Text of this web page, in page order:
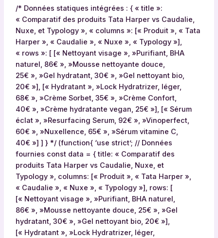
p
r
é
s
e
n
t
a
n
t
l
e
s
c
a
r
a
c
t
é
r
/* Données statiques intégrées : { « title »:
« Comparatif des produits Tata Harper vs Caudalie,
Nuxe, et Typology », « columns »: [« Produit », « Tata
Harper », « Caudalie », « Nuxe », « Typology »],
« rows »: [ [« Nettoyant visage », »Purifiant, BHA
naturel, 86€ », »Mousse nettoyante douce,
25€ », »Gel hydratant, 30€ », »Gel nettoyant bio,
20€ »], [« Hydratant », »Lock Hydratrizer, léger,
68€ », »Crème Sorbet, 35€ », »Crème Confort,
40€ », »Crème hydratante vegan, 25€ »], [« Sérum
éclat », »Resurfacing Serum, 92€ », »Vinoperfect,
60€ », »Nuxellence, 65€ », »Sérum vitamine C,
40€ »] ] } */ (function{ ‘use strict’; // Données
fournies const data = { title: « Comparatif des
produits Tata Harper vs Caudalie, Nuxe, et
Typology », columns: [« Produit », « Tata Harper »,
« Caudalie », « Nuxe », « Typology »], rows: [
[« Nettoyant visage », »Purifiant, BHA naturel,
86€ », »Mousse nettoyante douce, 25€ », »Gel
hydratant, 30€ », »Gel nettoyant bio, 20€ »],
[« Hydratant », »Lock Hydratrizer, léger,